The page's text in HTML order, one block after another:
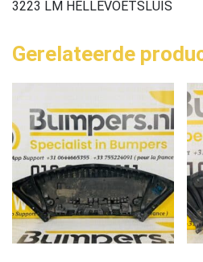
3223 LM HELLEVOETSLUIS
Gerelateerde